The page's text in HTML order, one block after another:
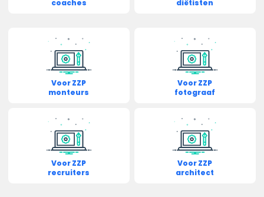
coaches
diëtisten
Voor ZZP
monteurs
Voor ZZP
fotograaf
Voor ZZP
recruiters
Voor ZZP
architect